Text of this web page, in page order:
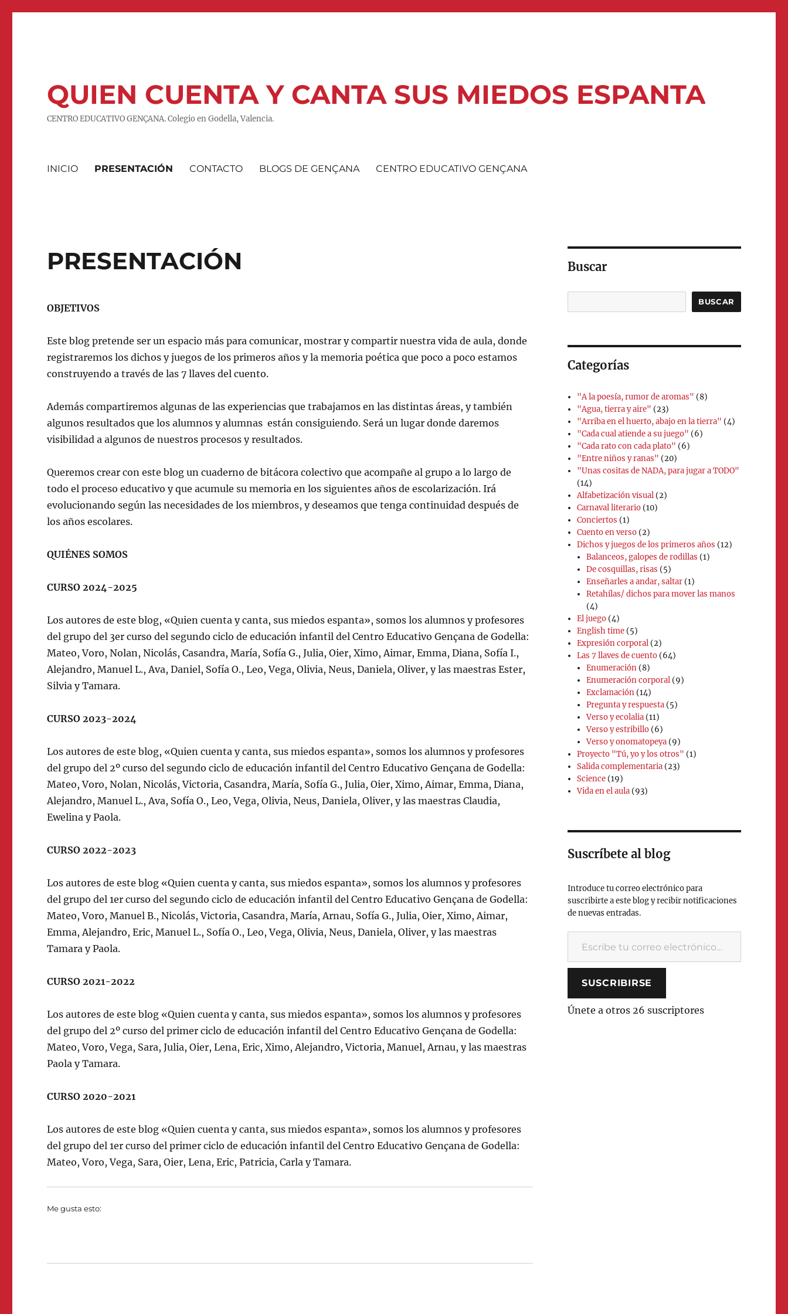
QUIEN CUENTA Y CANTA SUS MIEDOS ESPANTA
CENTRO EDUCATIVO GENÇANA. Colegio en Godella, Valencia.
INICIO PRESENTACIÓN CONTACTO BLOGS DE GENÇANA CENTRO EDUCATIVO GENÇANA
PRESENTACIÓN
OBJETIVOS
Este blog pretende ser un espacio más para comunicar, mostrar y compartir nuestra vida de aula, donde
registraremos los dichos y juegos de los primeros años y la memoria poética que poco a poco estamos
construyendo a través de las 7 llaves del cuento.
Además compartiremos algunas de las experiencias que trabajamos en las distintas áreas, y también
algunos resultados que los alumnos y alumnas están consiguiendo. Será un lugar donde daremos
visibilidad a algunos de nuestros procesos y resultados.
Queremos crear con este blog un cuaderno de bitácora colectivo que acompañe al grupo a lo largo de
todo el proceso educativo y que acumule su memoria en los siguientes años de escolarización. Irá
evolucionando según las necesidades de los miembros, y deseamos que tenga continuidad después de
los años escolares.
QUIÉNES SOMOS
CURSO 2024-2025
Los autores de este blog, «Quien cuenta y canta, sus miedos espanta», somos los alumnos y profesores
del grupo del 3er curso del segundo ciclo de educación infantil del Centro Educativo Gençana de Godella:
Mateo, Voro, Nolan, Nicolás, Casandra, María, Sofía G., Julia, Oier, Ximo, Aimar, Emma, Diana, Sofía I.,
Alejandro, Manuel L., Ava, Daniel, Sofía O., Leo, Vega, Olivia, Neus, Daniela, Oliver, y las maestras Ester,
Silvia y Tamara.
CURSO 2023-2024
Los autores de este blog, «Quien cuenta y canta, sus miedos espanta», somos los alumnos y profesores
del grupo del 2º curso del segundo ciclo de educación infantil del Centro Educativo Gençana de Godella:
Mateo, Voro, Nolan, Nicolás, Victoria, Casandra, María, Sofía G., Julia, Oier, Ximo, Aimar, Emma, Diana,
Alejandro, Manuel L., Ava, Sofía O., Leo, Vega, Olivia, Neus, Daniela, Oliver, y las maestras Claudia,
Ewelina y Paola.
CURSO 2022-2023
Los autores de este blog «Quien cuenta y canta, sus miedos espanta», somos los alumnos y profesores
del grupo del 1er curso del segundo ciclo de educación infantil del Centro Educativo Gençana de Godella:
Mateo, Voro, Manuel B., Nicolás, Victoria, Casandra, María, Arnau, Sofía G., Julia, Oier, Ximo, Aimar,
Emma, Alejandro, Eric, Manuel L., Sofía O., Leo, Vega, Olivia, Neus, Daniela, Oliver, y las maestras
Tamara y Paola.
CURSO 2021-2022
Los autores de este blog «Quien cuenta y canta, sus miedos espanta», somos los alumnos y profesores
del grupo del 2º curso del primer ciclo de educación infantil del Centro Educativo Gençana de Godella:
Mateo, Voro, Vega, Sara, Julia, Oier, Lena, Eric, Ximo, Alejandro, Victoria, Manuel, Arnau, y las maestras
Paola y Tamara.
CURSO 2020-2021
Los autores de este blog «Quien cuenta y canta, sus miedos espanta», somos los alumnos y profesores
del grupo del 1er curso del primer ciclo de educación infantil del Centro Educativo Gençana de Godella:
Mateo, Voro, Vega, Sara, Oier, Lena, Eric, Patricia, Carla y Tamara.
Me gusta esto:
Buscar
BUSCAR
Categorías
"A la poesía, rumor de aromas" (8)
"Agua, tierra y aire" (23)
"Arriba en el huerto, abajo en la tierra" (4)
"Cada cual atiende a su juego" (6)
"Cada rato con cada plato" (6)
"Entre niños y ranas" (20)
"Unas cositas de NADA, para jugar a TODO"
(14)
Alfabetización visual (2)
Carnaval literario (10)
Conciertos (1)
Cuento en verso (2)
Dichos y juegos de los primeros años (12)
Balanceos, galopes de rodillas (1)
De cosquillas, risas (5)
Enseñarles a andar, saltar (1)
Retahílas/ dichos para mover las manos
(4)
El juego (4)
English time (5)
Expresión corporal (2)
Las 7 llaves de cuento (64)
Enumeración (8)
Enumeración corporal (9)
Exclamación (14)
Pregunta y respuesta (5)
Verso y ecolalia (11)
Verso y estribillo (6)
Verso y onomatopeya (9)
Proyecto "Tú, yo y los otros" (1)
Salida complementaria (23)
Science (19)
Vida en el aula (93)
Suscríbete al blog
Introduce tu correo electrónico para
suscribirte a este blog y recibir notificaciones
de nuevas entradas.
Escribe tu correo electrónico…
SUSCRIBIRSE
Únete a otros 26 suscriptores